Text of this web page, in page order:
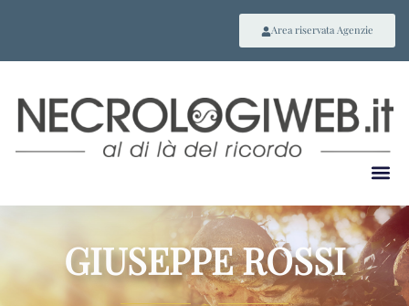
Area riservata Agenzie
GIUSEPPE ROSSI